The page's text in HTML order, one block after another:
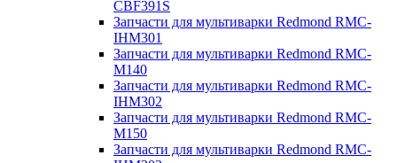
CBF391S
Запчасти для мультиварки Redmond RMC-
IHM301
Запчасти для мультиварки Redmond RMC-
M140
Запчасти для мультиварки Redmond RMC-
IHM302
Запчасти для мультиварки Redmond RMC-
M150
Запчасти для мультиварки Redmond RMC-